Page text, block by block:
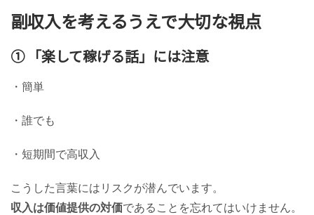
副収入を考えるうえで大切な視点
① 「楽して稼げる話」には注意
・簡単
・誰でも
・短期間で高収入
こうした言葉にはリスクが潜んでいます。
収入は価値提供の対価であることを忘れてはいけません。